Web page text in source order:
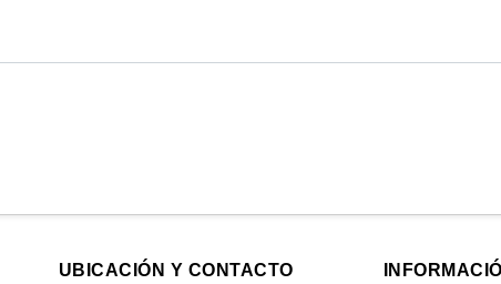
UBICACIÓN Y CONTACTO